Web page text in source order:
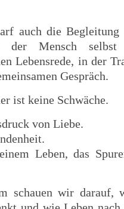
auch die
der Mensch
Lebensrede, in der
Gespräch.
ist keine Schwäche.
von Liebe.
Leben, das
schauen wir darauf,